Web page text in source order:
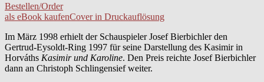
Bestellen/Order
als eBook kaufenCover in Druckauflösung
Im März 1998 erhielt der Schauspieler Josef Bierbichler den
Gertrud-Eysoldt-Ring 1997 für seine Darstellung des Kasimir in
Horváths Kasimir und Karoline. Den Preis reichte Josef Bierbichler
dann an Christoph Schlingensief weiter.